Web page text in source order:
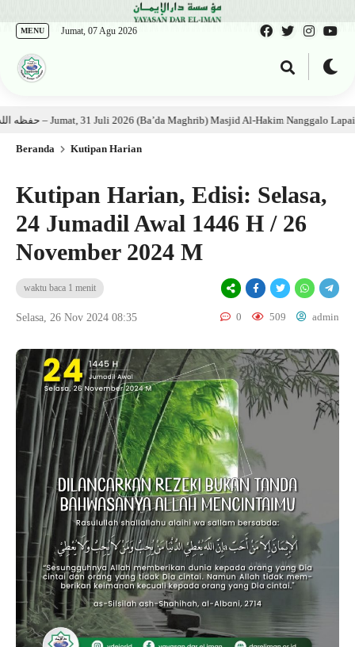
MENU Jumat, 07 Agu 2026
Kajian Kitab: Ustadz Al Munawwir, Lc حفظه الله – Jumat, 31 Juli 2026 (Ba’da Maghrib) Masjid Al-Hakim Nanggalo Lapai
Beranda Kutipan Harian
Kutipan Harian, Edisi: Selasa,
24 Jumadil Awal 1446 H / 26
November 2024 M
waktu baca 1 menit
Selasa, 26 Nov 2024 08:35 0 509 admin